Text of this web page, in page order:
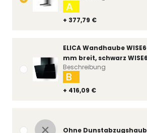
+ 377,79 €
A
ELICA Wandhaube
mm breit, schwarz
+ 416,09 €
B
Beschreibung
Ohne